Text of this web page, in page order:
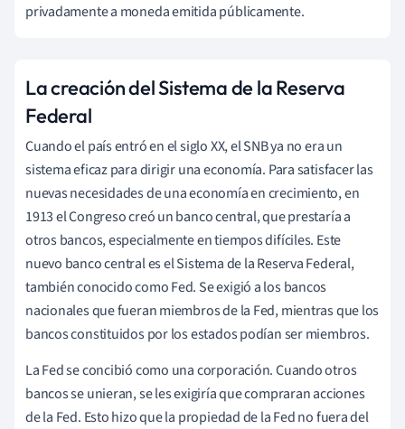
privadamente a moneda emitida públicamente.
La creación del Sistema de la Reserva
Federal
Cuando el país entró en el siglo XX, el SNB ya no era un
sistema eficaz para dirigir una economía. Para satisfacer las
nuevas necesidades de una economía en crecimiento, en
1913 el Congreso creó un banco central, que prestaría a
otros bancos, especialmente en tiempos difíciles. Este
nuevo banco central es el Sistema de la Reserva Federal,
también conocido como Fed. Se exigió a los bancos
nacionales que fueran miembros de la Fed, mientras que los
bancos constituidos por los estados podían ser miembros.
La Fed se concibió como una corporación. Cuando otros
bancos se unieran, se les exigiría que compraran acciones
de la Fed. Esto hizo que la propiedad de la Fed no fuera del